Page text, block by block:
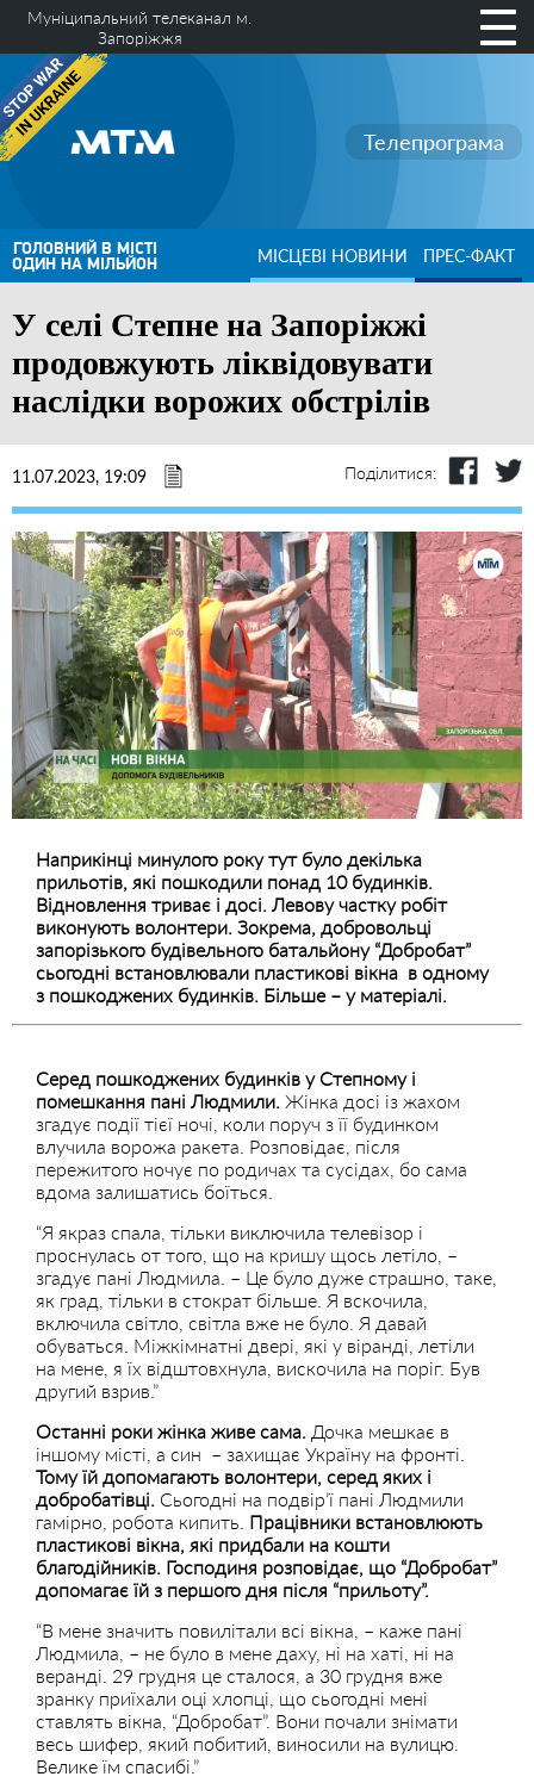
Муніципальний телеканал м.
Запоріжжя
Телепрограма
ГОЛОВНИЙ В МІСТІ
ОДИН НА МІЛЬЙОН МІСЦЕВІ НОВИНИ ПРЕС-ФАКТ
У селі Степне на Запоріжжі
продовжують ліквідовувати
наслідки ворожих обстрілів
11.07.2023, 19:09 Поділитися:
Наприкінці минулого року тут було декілька
прильотів, які пошкодили понад 10 будинків.
Відновлення триває і досі. Левову частку робіт
виконують волонтери. Зокрема, добровольці
запорізького будівельного батальйону “Добробат”
сьогодні встановлювали пластикові вікна в одному
з пошкоджених будинків. Більше – у матеріалі.
Серед пошкоджених будинків у Степному і
помешкання пані Людмили. Жінка досі із жахом
згадує події тієї ночі, коли поруч з її будинком
влучила ворожа ракета. Розповідає, після
пережитого ночує по родичах та сусідах, бо сама
вдома залишатись боїться.
“Я якраз спала, тільки виключила телевізор і
проснулась от того, що на кришу щось летіло, –
згадує пані Людмила. – Це було дуже страшно, таке,
як град, тільки в стократ більше. Я вскочила,
включила світло, світла вже не було. Я давай
обуваться. Міжкімнатні двері, які у віранді, летіли
на мене, я їх відштовхнула, вискочила на поріг. Був
другий взрив.”
Останні роки жінка живе сама. Дочка мешкає в
іншому місті, а син – захищає Україну на фронті.
Тому їй допомагають волонтери, серед яких і
добробатівці. Сьогодні на подвір’ї пані Людмили
гамірно, робота кипить. Працівники встановлюють
пластикові вікна, які придбали на кошти
благодійників. Господиня розповідає, що “Добробат”
допомагає їй з першого дня після “прильоту”.
“В мене значить повилітали всі вікна, – каже пані
Людмила, – не було в мене даху, ні на хаті, ні на
веранді. 29 грудня це сталося, а 30 грудня вже
зранку приїхали оці хлопці, що сьогодні мені
ставлять вікна, “Добробат”. Вони почали знімати
весь шифер, який побитий, виносили на вулицю.
Велике їм спасибі.”